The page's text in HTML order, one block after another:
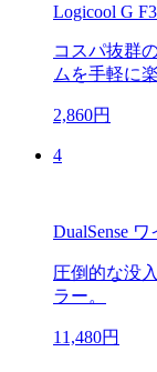
Logicool G
コスパ抜群
ムを手軽に
2,860円
4
DualSense
圧倒的な没
ラー。
11,480円